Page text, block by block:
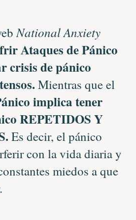
National Anxiety
Ataques de Pánico
crisis de pánico
Mientras que el
implica tener
REPETIDOS Y
Es decir, el pánico
con la vida diaria y
miedos a que